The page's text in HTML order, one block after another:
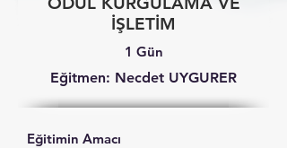
İŞLETİM
1 Gün
Eğitmen: Necdet UYGURER
Eğitimin Amacı